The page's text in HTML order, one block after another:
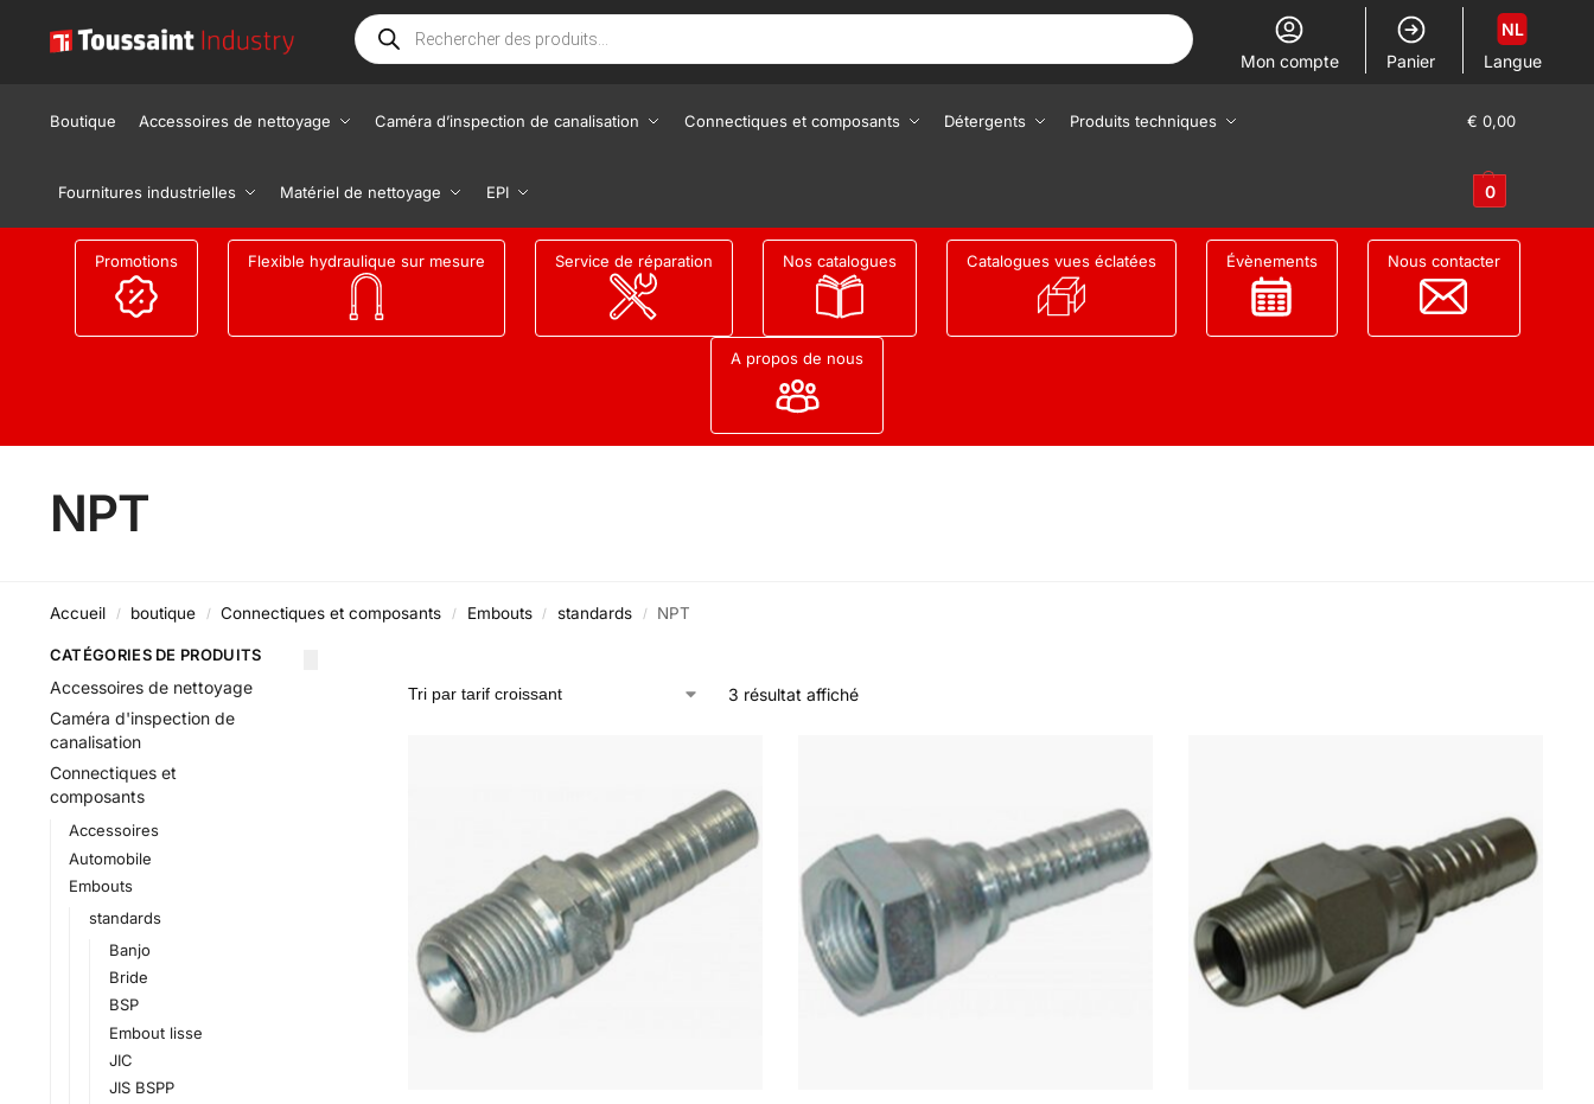
Mon compte Panier Langue
NL
Boutique Accessoires de nettoyage Caméra d’inspection de canalisation Connectiques et composants Détergents Produits techniques
Fournitures industrielles Matériel de nettoyage EPI
€ 0,00
0
Promotions Flexible hydraulique sur mesure Service de réparation Nos catalogues Catalogues vues éclatées Évènements Nous contacter
A propos de nous
NPT
Accueil / boutique / Connectiques et composants / Embouts / standards / NPT
3 résultat affiché
CATÉGORIES DE PRODUITS
Accessoires de nettoyage
Caméra d'inspection de
canalisation
Connectiques et
composants
Accessoires
Automobile
Embouts
standards
Banjo
Bride
BSP
Embout lisse
JIC
JIS BSPP